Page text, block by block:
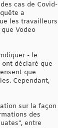
cas de Covid-
a
les travailleurs
Vodeo
- le
déclaré que
que
Cependant,
sur la façon
des
entre